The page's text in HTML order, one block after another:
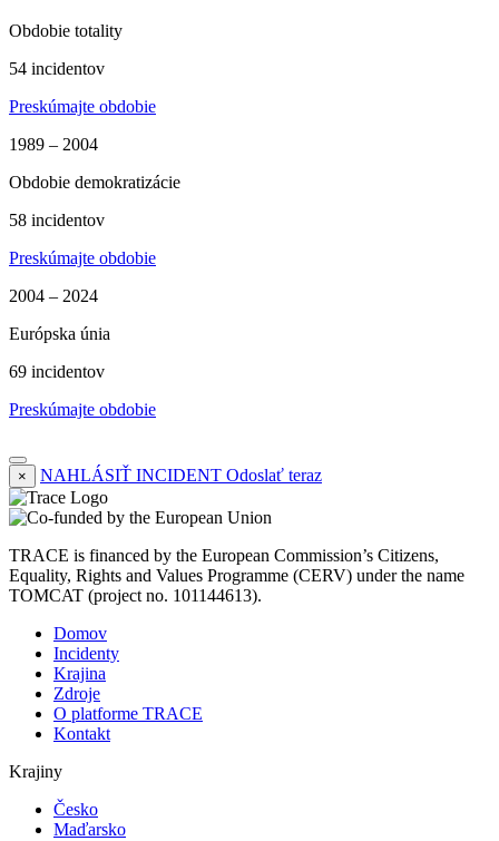
Obdobie totality
54 incidentov
Preskúmajte obdobie
1989 – 2004
Obdobie demokratizácie
58 incidentov
Preskúmajte obdobie
2004 – 2024
Európska únia
69 incidentov
Preskúmajte obdobie
× NAHLÁSIŤ INCIDENT Odoslať teraz
TRACE is financed by the European Commission’s Citizens,
Equality, Rights and Values Programme (CERV) under the name
TOMCAT (project no. 101144613).
Domov
Incidenty
Krajina
Zdroje
O platforme TRACE
Kontakt
Krajiny
Česko
Maďarsko